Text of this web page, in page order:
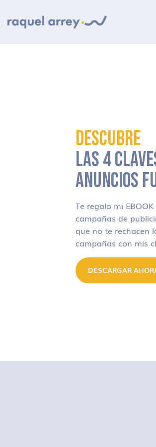
DESCUBRE
LAS 4
ANUNCIOS
Te regalo mi
campañas de
que no te rechacen
campañas con mis
DESCARGAR